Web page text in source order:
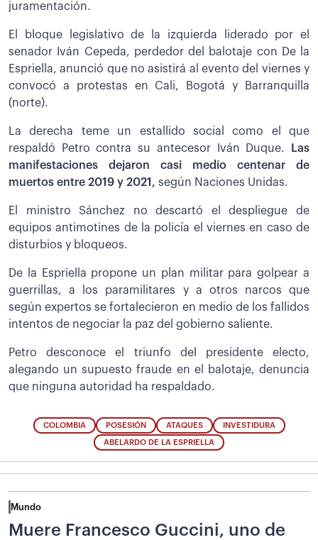
juramentación.
El bloque legislativo de la izquierda liderado por el
senador Iván Cepeda, perdedor del balotaje con De la
Espriella, anunció que no asistirá al evento del viernes y
convocó a protestas en Cali, Bogotá y Barranquilla
(norte).
La derecha teme un estallido social como el que
respaldó Petro contra su antecesor Iván Duque.
Las
manifestaciones dejaron casi medio centenar de
muertos entre 2019 y 2021, según Naciones Unidas.
El ministro Sánchez no descartó el despliegue de
equipos antimotines de la policía el viernes en caso de
disturbios y bloqueos.
De la Espriella propone un plan militar para golpear a
guerrillas, a los paramilitares y a otros narcos que
según expertos se fortalecieron en medio de los fallidos
intentos de negociar la paz del gobierno saliente.
Petro desconoce el triunfo del presidente electo,
alegando un supuesto fraude en el balotaje, denuncia
que ninguna autoridad ha respaldado.
COLOMBIA POSESIÓN ATAQUES INVESTIDURA
ABELARDO DE LA ESPRIELLA
Mundo
Muere Francesco Guccini, uno de